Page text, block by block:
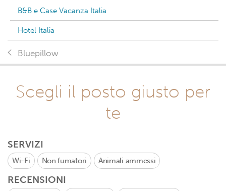
B&B e Case Vacanza Italia
Hotel Italia
Bluepillow
Scegli il posto giusto per
te
SERVIZI
Wi-Fi Non fumatori Animali ammessi
RECENSIONI